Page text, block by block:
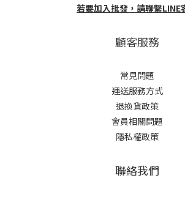
若要加入批發，請聯繫LINE
顧客服務
常見問題
運送服務方式
退換貨政策
會員相關問題
隱私權政策
聯絡我們